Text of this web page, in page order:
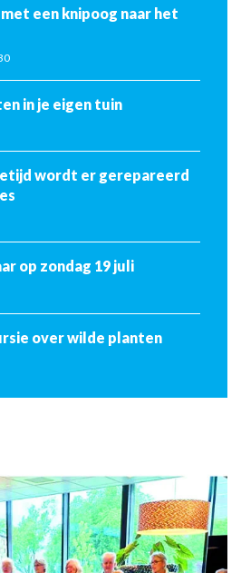
een knipoog naar het
Zitmaaier testen in je eigen tuin
wordt er gerepareerd
op zondag 19 juli
Lezing en excursie over wilde planten